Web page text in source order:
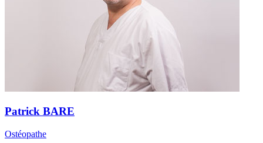
Patrick BARE
Ostéopathe